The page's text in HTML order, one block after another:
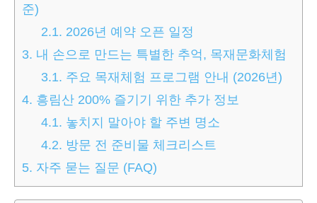
준)
2.1. 2026년 예약 오픈 일정
3. 내 손으로 만드는 특별한 추억, 목재문화체험
3.1. 주요 목재체험 프로그램 안내 (2026년)
4. 흥림산 200% 즐기기 위한 추가 정보
4.1. 놓치지 말아야 할 주변 명소
4.2. 방문 전 준비물 체크리스트
5. 자주 묻는 질문 (FAQ)